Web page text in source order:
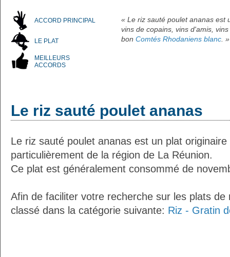
ACCORD PRINCIPAL
LE PLAT
MEILLEURS
ACCORDS
« Le riz sauté poulet ananas est
vins de copains, vins d'amis,
bon Comtés Rhodaniens blanc. »
Le riz sauté poulet ananas
Le riz sauté poulet ananas est un plat
particulièrement de la région de La Réunion.
Ce plat est généralement consommé de
Afin de faciliter votre recherche sur les plats
classé dans la catégorie suivante: Riz - Gratin